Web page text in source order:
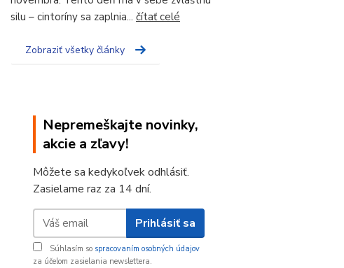
silu – cintoríny sa zaplnia... čítať celé
Zobraziť všetky články
Nepremeškajte novinky,
akcie a zľavy!
Môžete sa kedykoľvek odhlásiť.
Zasielame raz za 14 dní.
Prihlásiť sa
Súhlasím so spracovaním osobných údajov
za účelom zasielania newslettera.